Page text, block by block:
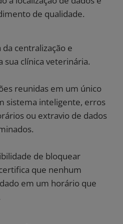
de qualidade.
centralização e
sua clínica veterinária.
reunidas em um único
sistema inteligente, erros
ou extravio de dados
de bloquear
que nenhum
em um horário que